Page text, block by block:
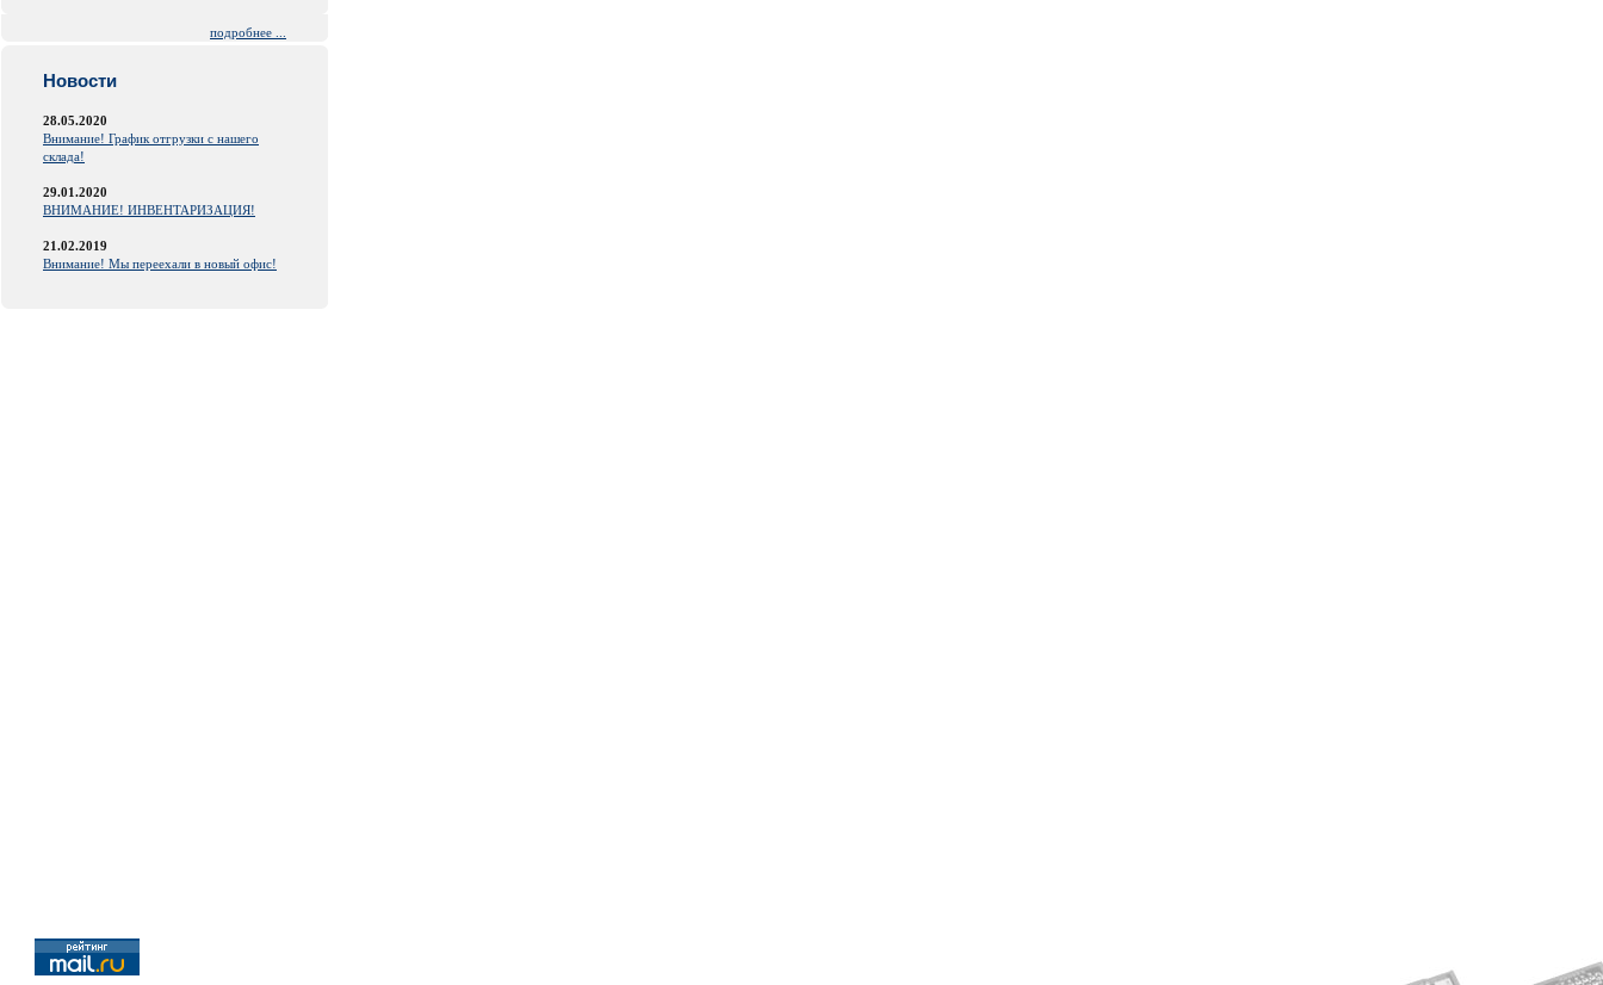
подробнее ...
Новости
28.05.2020
Внимание! График отгрузки с нашего
склада!
29.01.2020
ВНИМАНИЕ! ИНВЕНТАРИЗАЦИЯ!
21.02.2019
Внимание! Мы переехали в новый офис!